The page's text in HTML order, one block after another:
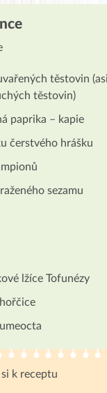
těstovin (asi
těstovin)
paprika – kapie
čerstvého hrášku
sezamu
lžíce Tofunézy
k receptu